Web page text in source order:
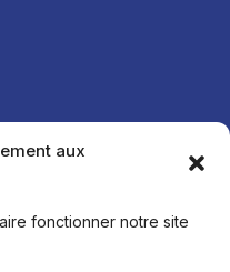
aux
fonctionner notre site